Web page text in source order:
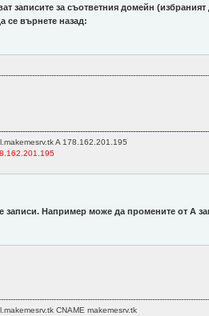
записите за съответния домейн
се върнете назад:
A 178.162.201.195
Например може да промените от А
CNAME makemesrv.tk